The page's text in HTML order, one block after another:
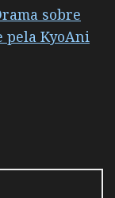
sobre
pela KyoAni